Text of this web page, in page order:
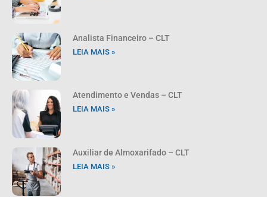
Analista Financeiro – CLT
LEIA MAIS »
Atendimento e Vendas – CLT
LEIA MAIS »
Auxiliar de Almoxarifado – CLT
LEIA MAIS »